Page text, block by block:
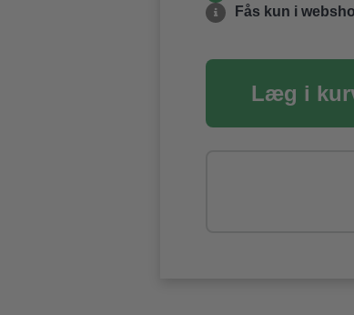
Fås kun i
Læg i